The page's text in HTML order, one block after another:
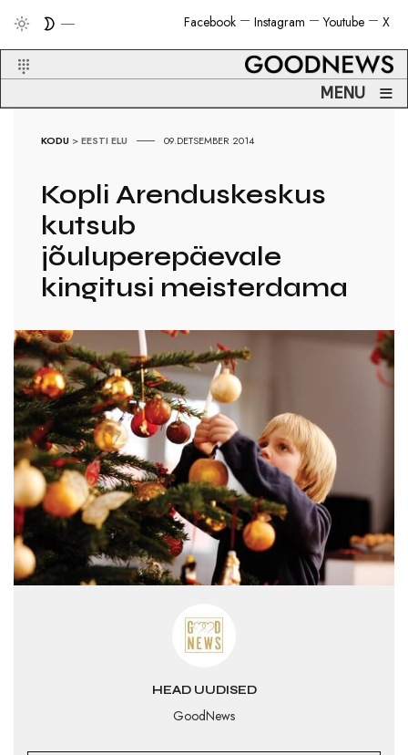
X
Youtube
Instagram
Facebook
MENU ≡
KODU >EESTI ELU 09.DETSEMBER 2014
Kopli Arenduskeskus
kutsub
jõuluperepäevale
kingitusi meisterdama
HEAD UUDISED
GoodNews